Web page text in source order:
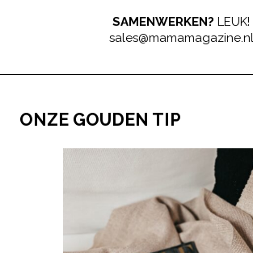
SAMENWERKEN? LEUK!
sales@mamamagazine.nl
ONZE GOUDEN TIP